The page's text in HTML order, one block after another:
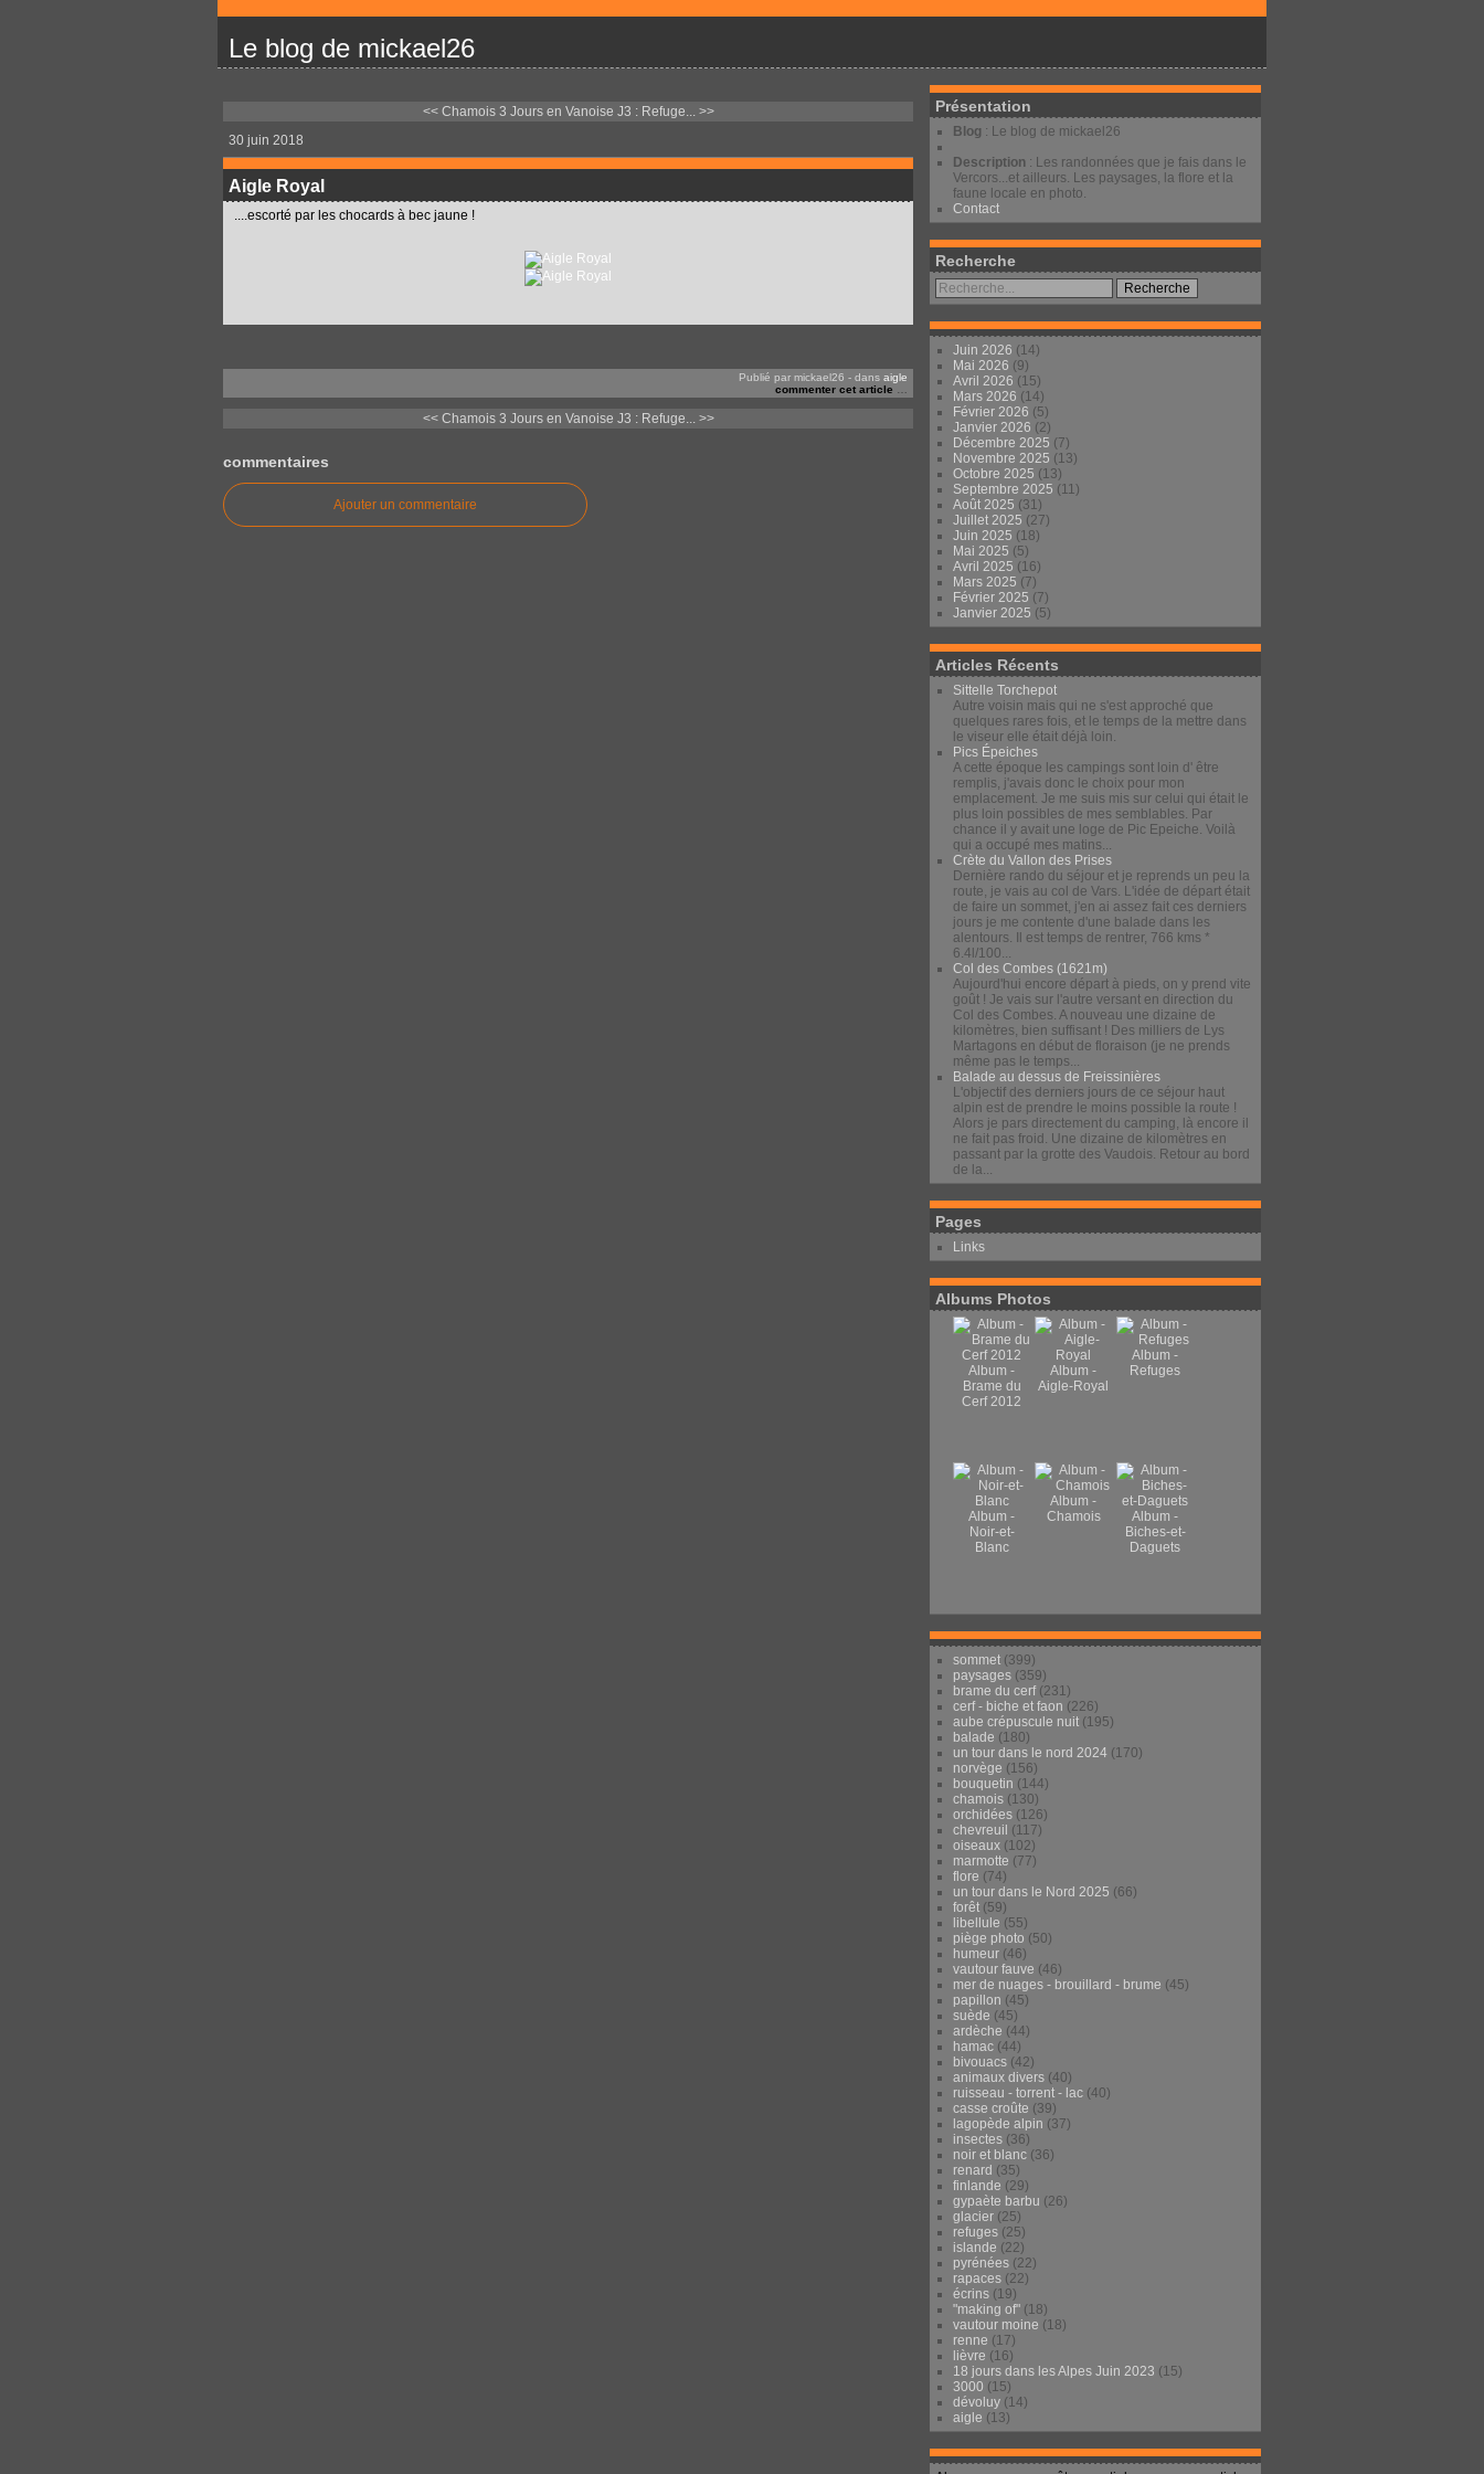
Le blog de mickael26
<< Chamois 3 Jours en Vanoise J3 : Refuge... >>
30 juin 2018
Aigle Royal
....escorté par les chocards à bec jaune !
Publié par mickael26 - dans aigle
commenter cet article
<< Chamois 3 Jours en Vanoise J3 : Refuge... >>
commentaires
Ajouter un commentaire
Présentation
Blog : Le blog de mickael26
Description : Les randonnées que je fais dans le
Vercors...et ailleurs. Les paysages, la flore et la
faune locale en photo.
Contact
Recherche
Juin 2026 (14)
Mai 2026 (9)
Avril 2026 (15)
Mars 2026 (14)
Février 2026 (5)
Janvier 2026 (2)
Décembre 2025 (7)
Novembre 2025 (13)
Octobre 2025 (13)
Septembre 2025 (11)
Août 2025 (31)
Juillet 2025 (27)
Juin 2025 (18)
Mai 2025 (5)
Avril 2025 (16)
Mars 2025 (7)
Février 2025 (7)
Janvier 2025 (5)
Articles Récents
Sittelle Torchepot
Autre voisin mais qui ne s'est approché que
quelques rares fois, et le temps de la mettre dans
le viseur elle était déjà loin.
Pics Épeiches
A cette époque les campings sont loin d' être
remplis, j'avais donc le choix pour mon
emplacement. Je me suis mis sur celui qui était le
plus loin possibles de mes semblables. Par
chance il y avait une loge de Pic Epeiche. Voilà
qui a occupé mes matins...
Crète du Vallon des Prises
Dernière rando du séjour et je reprends un peu la
route, je vais au col de Vars. L'idée de départ était
de faire un sommet, j'en ai assez fait ces derniers
jours je me contente d'une balade dans les
alentours. Il est temps de rentrer, 766 kms *
6.4l/100...
Col des Combes (1621m)
Aujourd'hui encore départ à pieds, on y prend vite
goût ! Je vais sur l'autre versant en direction du
Col des Combes. A nouveau une dizaine de
kilomètres, bien suffisant ! Des milliers de Lys
Martagons en début de floraison (je ne prends
même pas le temps...
Balade au dessus de Freissinières
L'objectif des derniers jours de ce séjour haut
alpin est de prendre le moins possible la route !
Alors je pars directement du camping, là encore il
ne fait pas froid. Une dizaine de kilomètres en
passant par la grotte des Vaudois. Retour au bord
de la...
Pages
Links
Albums Photos
Album -
Brame du
Cerf 2012
Album -
Aigle-Royal
Album -
Refuges
Album -
Noir-et-
Blanc
Album -
Chamois
Album -
Biches-et-
Daguets
sommet (399)
paysages (359)
brame du cerf(231)
cerf - biche et faon (226)
aube crépuscule nuit (195)
balade (180)
un tour dans le nord 2024 (170)
norvège (156)
bouquetin (144)
chamois (130)
orchidées (126)
chevreuil (117)
oiseaux (102)
marmotte (77)
flore (74)
un tour dans le Nord 2025 (66)
forêt (59)
libellule (55)
piège photo (50)
humeur (46)
vautour fauve (46)
mer de nuages - brouillard - brume (45)
papillon (45)
suède (45)
ardèche (44)
hamac (44)
bivouacs (42)
animaux divers (40)
ruisseau - torrent - lac (40)
casse croûte (39)
lagopède alpin (37)
insectes (36)
noir et blanc (36)
renard (35)
finlande (29)
gypaète barbu (26)
glacier (25)
refuges (25)
islande (22)
pyrénées (22)
rapaces (22)
écrins (19)
"making of" (18)
vautour moine (18)
renne (17)
lièvre (16)
18 jours dans les Alpes Juin 2023 (15)
3000 (15)
dévoluy (14)
aigle (13)